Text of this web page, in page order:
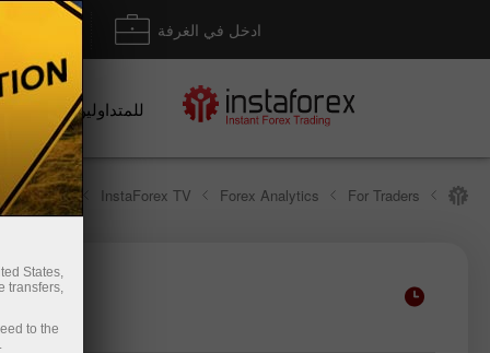
ادخل في الغرفة
للمتداولين
For Traders
Forex Analytics
InstaForex TV
TV News
فتح
States,
transfers,
to the